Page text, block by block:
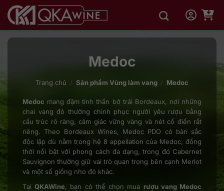
qua
dung
Medoc
Trang chủ / Sản phẩm Vùng làm vang / Medoc
Medoc mang đậm tinh thần bờ trái Bordeaux, nơi những
chai vang đỏ thường chinh phục người yêu rượu bằng
cấu trúc rõ ràng, cảm giác vững vàng và nét cổ điển rất
riêng. Theo Bordeaux Wines, Medoc PDO có bản sắc
độc lập dù nằm trong hệ 8 appellation của Medoc, đồng
thời nổi bật với phong cách đa dạng, trong đó Cabernet
Sauvignon thường giữ vai trò quan trọng bên cạnh Merlot
và một số giống nho đỏ khác.
TạiQKAWine, bạn có thể chọn mua rượu vang Medoc